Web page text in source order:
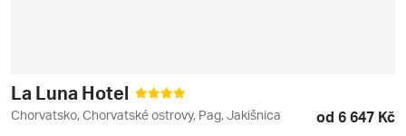
La Luna Hotel
Chorvatsko, Chorvatské ostrovy, Pag, Jakišnica od 6 647 Kč